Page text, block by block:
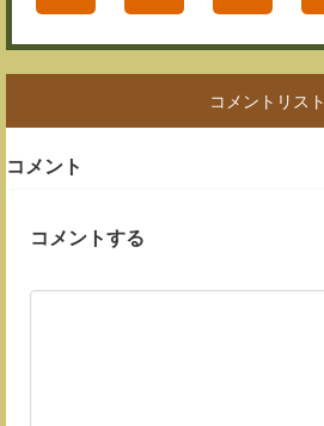
コメントリスト
コメント
コメントする